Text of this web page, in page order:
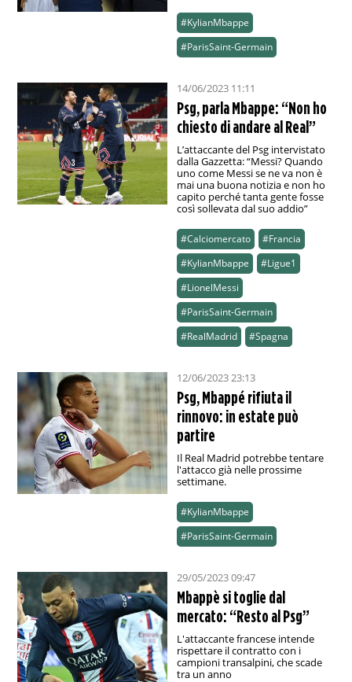
#KylianMbappe
#ParisSaint-Germain
14/06/2023 11:11
Psg, parla Mbappe: “Non ho
chiesto di andare al Real”
L’attaccante del Psg intervistato
dalla Gazzetta: “Messi? Quando
uno come Messi se ne va non è
mai una buona notizia e non ho
capito perché tanta gente fosse
così sollevata dal suo addio”
#Calciomercato
#Francia
#KylianMbappe
#Ligue1
#LionelMessi
#ParisSaint-Germain
#RealMadrid
#Spagna
12/06/2023 23:13
Psg, Mbappé rifiuta il
rinnovo: in estate può
partire
Il Real Madrid potrebbe tentare
l'attacco già nelle prossime
settimane.
#KylianMbappe
#ParisSaint-Germain
29/05/2023 09:47
Mbappè si toglie dal
mercato: “Resto al Psg”
L'attaccante francese intende
rispettare il contratto con i
campioni transalpini, che scade
tra un anno